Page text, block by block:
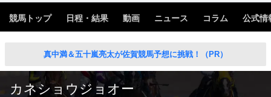
競馬トップ 日程・結果 動画 ニュース コラム 公式情
真中満＆五十嵐亮太が佐賀競馬予想に挑戦！（PR）
カネショウジョオー